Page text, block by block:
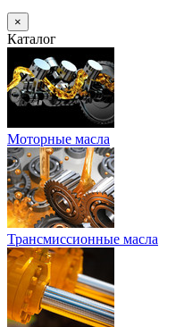
×
Каталог
Моторные масла
Трансмиссионные масла